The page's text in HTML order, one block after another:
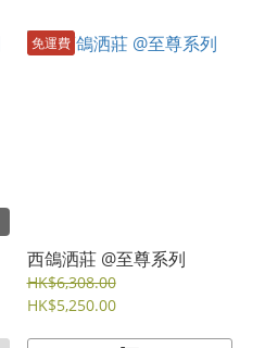
免運費
西鴿洒莊 @至尊系列
HK$6,308.00
HK$5,250.00